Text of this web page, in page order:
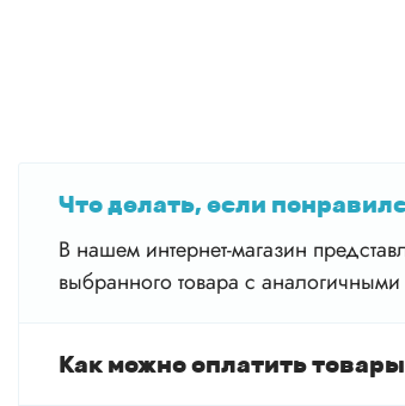
Что делать, если
В нашем интернет-магазин
выбранного товара с
Как можно оплатить